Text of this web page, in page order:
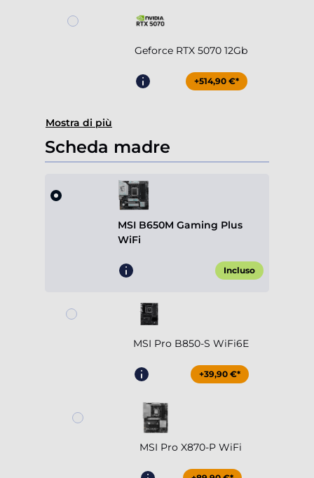
Geforce RTX 5070 12Gb
+514,90 €*
Mostra di più
Scheda madre
MSI B650M Gaming Plus
WiFi
Incluso
MSI Pro B850-S WiFi6E
+39,90 €*
MSI Pro X870-P WiFi